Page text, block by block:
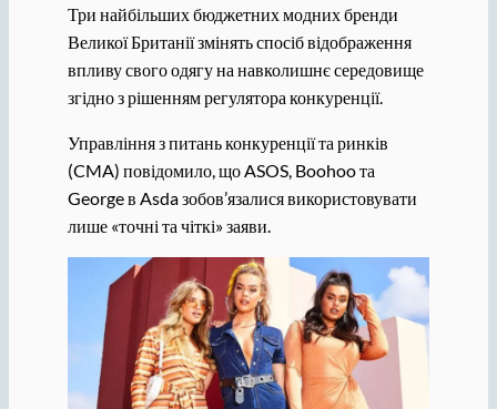
Три найбільших бюджетних модних бренди
Великої Британії змінять спосіб відображення
впливу свого одягу на навколишнє середовище
згідно з рішенням регулятора конкуренції.
Управління з питань конкуренції та ринків
(CMA) повідомило, що ASOS, Boohoo та
George в Asda зобов’язалися використовувати
лише «точні та чіткі» заяви.